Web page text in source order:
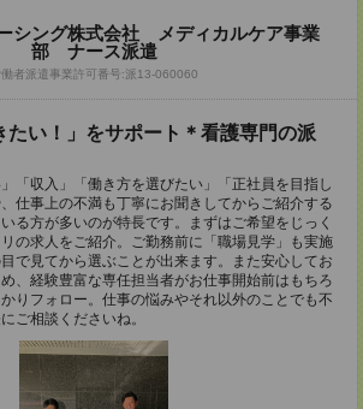
シング株式会社 メディカルケア事業
部 ナース派遣
者派遣事業許可番号:派13-060060
たい！」をサポート＊看護専門の派
」「収入」「働き方を選びたい」「正社員を目指し
仕事上の不満も丁寧にお聞きしてからご紹介する
る方が多いのが特長です。まずはご希望をじっく
の求人をご紹介。ご勤務前に「職場見学」も実施
で見てから選ぶことが出来ます。また安心してお
、経験豊富な専任担当者がお仕事開始前はもちろ
りフォロー。仕事の悩みやそれ以外のことでも不
ご相談くださいね。